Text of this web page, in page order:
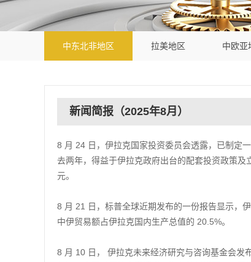
中东北非地区 拉美地区 中欧亚
新闻简报（2025年8月）
8 月 24 日，伊拉克国家投资委员会透露，已制定
去两年，得益于伊拉克政府出台的配套投资政策
元。
8 月 21 日，标普全球近期发布的一份报告显示，
中伊贸易额占伊拉克国内生产总值的 20.5%。
8 月 10 日， 伊拉克未来经济研究与咨询基金会发